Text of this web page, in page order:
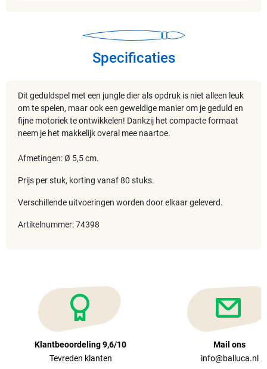
Specificaties
Dit geduldspel met een jungle dier als opdruk is niet alleen leuk
om te spelen, maar ook een geweldige manier om je geduld en
fijne motoriek te ontwikkelen! Dankzij het compacte formaat
neem je het makkelijk overal mee naartoe.
Afmetingen: Ø 5,5 cm.
Prijs per stuk, korting vanaf 80 stuks.
Verschillende uitvoeringen worden door elkaar geleverd.
Artikelnummer: 74398
Klantbeoordeling 9,6/10
Tevreden klanten
Mail ons
info@balluca.nl